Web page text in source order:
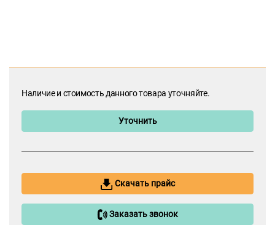
Наличие и стоимость данного товара уточняйте.
Уточнить
Скачать прайс
Заказать звонок